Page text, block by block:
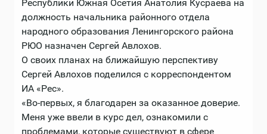
Республики Южная Осетия Анатолия Кусраева на
должность начальника районного отдела
народного образования Ленингорского района
РЮО назначен Сергей Авлохов.
О своих планах на ближайшую перспективу
Сергей Авлохов поделился с корреспондентом
ИА «Рес».
«Во-первых, я благодарен за оказанное доверие.
Меня уже ввели в курс дел, ознакомили с
проблемами, которые существуют в сфере